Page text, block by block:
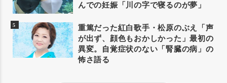
んでの妊娠「川の字で寝るのが夢」
重篤だった紅白歌手・松原のぶえ「声
が出ず、顔色もおかしかった」最初の
異変。自覚症状のない「腎臓の病」の
怖さ語る